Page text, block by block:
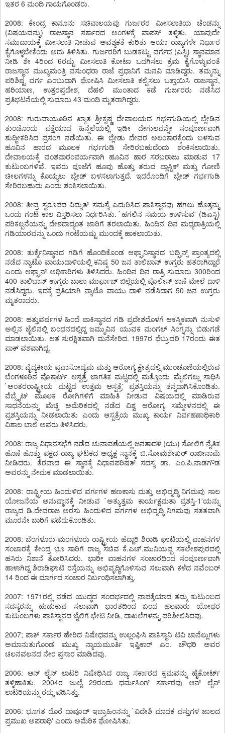
ಇತರ 6 ಮಂದಿ ಗಾಯಗೊಂಡರು.
2008: ಕೇಂದ್ರ ಕಾನೂನು ಸಚಿವಾಲಯವು ಗುರ್ಜರರ ಮೀಸಲಾತಿಯ ಚೆಂಡನ್ನು
(ವಿಷಯವನ್ನು) ರಾಜಸ್ಥಾನ ಸರ್ಕಾರದ ಅಂಗಳಕ್ಕೆ ವಾಪಸ್ ತಳ್ಳಿತು. ಯಾವುದೇ
ಸಮುದಾಯಕ್ಕೆ ಮೀಸಲಾತಿ ನೀಡುವ ಅವಶ್ಯಕತೆ ಕುರಿತು ಆಯಾ ರಾಜ್ಯಗಳೇ ನಿರ್ಧಾರ
ಕೈಗೊಳ್ಳಬೇಕೆಂದು ಅದು ತಿಳಿಸಿತು. ಗುರ್ಜರರಿಗೆ ಬುಡಕಟ್ಟು ವರ್ಗದ (ಎಸ್ಟಿ) ಸ್ಥಾನಮಾನ
ನೀಡಿ ಶೇ 4ರಿಂದ 6ರಷ್ಟು ಮೀಸಲಾತಿ ಕೋಟಾ ಒದಗಿಸಲು ಕ್ರಮ ಕೈಗೊಳ್ಳುವಂತೆ
ರಾಜಸ್ಥಾನ ಮುಖ್ಯಮಂತ್ರಿ ವಸುಂಧರಾ ರಾಜೆ ಪ್ರಧಾನಿಗೆ ಮನವಿ ಮಾಡಿದ್ದರು. ತಮ್ಮನ್ನು
ಪರಿಶಿಷ್ಟ ವರ್ಗ ಎಂಬುದಾಗಿ ಘೋಷಿಸಿ ಮೀಸಲಾತಿ ಕಲ್ಪಿಸಲು ಒತ್ತಾಯಿಸಿ ರಾಜಸ್ಥಾನ,
ಹರಿಯಾಣ, ಉತ್ತರಪ್ರದೇಶ, ದೆಹಲಿ ಮುಂತಾದ ಕಡೆ ಗುರ್ಜರರು ನಡೆಸಿದ
ಪ್ರತಿಭಟನೆಯಲ್ಲಿ ಸುಮಾರು 43 ಮಂದಿ ಮೃತರಾಗಿದ್ದರು.
2008: ಗುರುವಾಯೂರಿನ ಖ್ಯಾತ ಶ್ರೀಕೃಷ್ಣ ದೇವಾಲಯದ ಗರ್ಭಗುಡಿಯಲ್ಲಿ ಬ್ಲೇಡಿನ
ತುಂಡೊಂದು ಪತ್ತೆಯಾದ ಹಿನ್ನೆಲೆಯಲ್ಲಿ ಇಡೀ ದೇಗುಲವನ್ನೇ ಸಂಪೂರ್ಣವಾಗಿ
ಶುದ್ಧೀಕರಿಸಿದ ಪ್ರಸಂಗ ನಡೆಯಿತು. ಈ ಬ್ಲೇಡು ದೇವರ ಅಲಂಕಾರಕ್ಕೆಂದು ಬಳಸುವ
ಹೂವಿನ ಹಾರದ ಮೂಲಕ ಗರ್ಭಗುಡಿ ಸೇರಿರಬಹುದೆಂದು ಶಂಕಿಸಲಾಯಿತು.
ದೇವಾಲಯಕ್ಕೆ ವಂಶಪಾರಂಪರ್ಯವಾಗಿ ಹೂವಿನ ಹಾರ ಸರಬರಾಜು ಮಾಡುವ 17
ಕುಟುಂಬಗಳಿವೆ. ಇವರು ಪೂಜೆಗೆ ಹೂವು ಹೊತ್ತು ತರುವ ಪ್ಲಾಸ್ಟಿಕ್ ಮತ್ತು ಗೋಣಿ
ಚೀಲಗಳನ್ನು ಕೊಯ್ಯಲು ಬ್ಲೇಡ್ ಬಳಸಲಾಗುತ್ತದೆ. ಇದರೊಂದಿಗೆ ಬ್ಲೇಡ್ ಗರ್ಭಗುಡಿ
ಸೇರಿರಬಹುದು ಎಂದು ಶಂಕಿಸಲಾಯಿತು.
2008: ತೀವ್ರ ಸ್ವರೂಪದ ವಿದ್ಯುತ್ ಸಮಸ್ಯೆ ಎದುರಿಸಿದ ಪಾಕಿಸ್ಥಾನವು ಹಗಲು ಹೊತ್ತನ್ನು
ಒಂದು ಗಂಟೆ ಕಾಲ ವಿಸ್ತರಿಸಲು ನಿರ್ಧರಿಸಿತು. `ಹಗಲಿನ ಸಮಯ ಉಳಿಸುವ' (ಡಿಎಸ್ಟಿ)
ಪರಿಕಲ್ಪನೆಯನ್ನು ದೇಶದಾದ್ಯಂತ ಜಾರಿಗೆ ತರಲಾಯಿತು. ಹಿಂದಿನ ದಿನ ಮಧ್ಯರಾತ್ರಿಯಲ್ಲಿ
ಗಡಿಯಾರವನ್ನು ಒಂದು ಗಂಟೆಯಷ್ಟು ಮುಂದಕ್ಕೆ ಹಾಕಲಾಯಿತು.
2008: ತುರ್ಕ್ಮೆನಿಸ್ಥಾನದ ಗಡಿಗೆ ಹೊಂದಿಕೊಂಡ ಆಫ್ಘಾನಿಸ್ಥಾನದ ಬದ್ಘಿನ್ಸ್ ಪ್ರಾಂತ್ಯದಲ್ಲಿ
ನಡೆದ ನ್ಯಾಟೊ ವಾಯುದಾಳಿಯಲ್ಲಿ ಕನಿಷ್ಠ 50 ಜನ ತಾಲಿಬಾನ್ ಉಗ್ರರು ಹತರಾಗಿದ್ದಾರೆ
ಎಂದು ಆಫ್ಘಾನ್ ಅಧಿಕಾರಿಗಳು ತಿಳಿಸಿದರು. ಹಿಂದಿನ ದಿನ ರಾತ್ರಿ ಸುಮಾರು 300ರಿಂದ
400 ತಾಲಿಬಾನ್ ಉಗ್ರರು ಬಾಲಾ ಮುರ್ಫಾಬ್ ಜಿಲ್ಲೆಯಲ್ಲಿ ಪೊಲೀಸ್ ಠಾಣೆ ಮೇಲೆ ದಾಳಿ
ನಡೆಸಿದ್ದರು. ಇದಕ್ಕೆ ಪ್ರತಿಯಾಗಿ ನ್ಯಾಟೊ ವಾಯು ದಾಳಿ ನಡೆಸಿದಾಗ 50 ಜನ ಉಗ್ರರು
ಮೃತರಾದರು.
2008: ಹತ್ತುವರ್ಷಗಳ ಹಿಂದೆ ಪಾಕಿಸ್ಥಾನದ ಗಡಿ ಪ್ರದೇಶದೊಳಗೆ ಆಕಸ್ಮಿಕವಾಗಿ ನುಸುಳಿ
ಅಲ್ಲಿನ ಜೈಲಿನಲ್ಲಿ ಬಂಧನದಲ್ಲಿದ್ದ ಜಮ್ಮುವಿನ ಯುವಕ ಮಂಗಲ್ ಸಿಂಗ್ನನ್ನು ಬಿಡುಗಡೆ
ಮಾಡಲಾಯಿತು. ಆತ ಸುರಕ್ಷಿತವಾಗಿ ಮನೆಸೇರಿದ. 1997ರ ಫೆಬ್ರುವರಿ 17ರಂದು ಈತ
ಪಾಕ್ ವಶವಾಗಿದ್ದ.
2008: ವೈದ್ಯಕೀಯ ಪ್ರವಾಸೋದ್ಯಮ ಮತ್ತು ಆರೋಗ್ಯ ಕ್ಷೇತ್ರದಲ್ಲಿ ಮುಂಚೂಣಿಯಲ್ಲಿರುವ
ಬೆಂಗಳೂರಿನ ವೊಕಾರ್ಟ್ ಆಸ್ಪತ್ರೆ ಜಾಗತಿಕ ಮಟ್ಟದಲ್ಲಿ ಮತ್ತೊಂದು ಮೈಲಿಗಲ್ಲು ಸಾಧಿಸಿ
`ಅಂತರರಾಷ್ಟ್ರೀಯ ಮಟ್ಟದ ಉತ್ತಮ ಆಸ್ಪತ್ರೆ' ಪ್ರಶಸ್ತಿಯನ್ನು ತನ್ನದಾಗಿಸಿಕೊಂಡಿತು.
ವೆಬ್ಸೈಟ್ ಮೂಲಕ ರೋಗಿಗಳಿಗೆ ಮಾಹಿತಿ ನೀಡುವ ವಿಷಯದಲ್ಲಿ ಮಾಡಿರುವ
ಸಾಧನೆಯನ್ನು ಮೆಚ್ಚಿ ಅಮೆರಿಕದಲ್ಲಿ ನಡೆದ ವಿಶ್ವ ಆರೋಗ್ಯ ಸಮ್ಮೇಳನದಲ್ಲಿ ಈ
ಪ್ರಶಸ್ತಿಯನ್ನು ನೀಡಲಾಯಿತು ಎಂದು ಆಸ್ಪತ್ರೆಯ ಮುಖ್ಯ ಕಾರ್ಯ ನಿರ್ವಹಣಾಧಿಕಾರಿ
ವಿಶಾಲ ಬಾಲಿ ಅವರು ತಿಳಿಸಿದರು.
2008: ರಾಜ್ಯ ವಿಧಾನಸಭೆಗೆ ನಡೆದ ಚುನಾವಣೆಯಲ್ಲಿ ಜನತಾದಳ (ಯು) ಸೋಲಿಗೆ ನೈತಿಕ
ಹೊಣೆ ಹೊತ್ತು ಪಕ್ಷದ ರಾಜ್ಯ ಘಟಕದ ಅಧ್ಯಕ್ಷ ಸ್ಥಾನಕ್ಕೆ ಬಿ.ಸೋಮಶೇಖರ್ ರಾಜೀನಾಮೆ
ನೀಡಿದರು. ತೆರವಾದ ಈ ಸ್ಥಾನಕ್ಕೆ ವಿಧಾನಪರಿಷತ್ ಸದಸ್ಯ ಡಾ. ಎಂ.ಪಿ.ನಾಡಗೌಡ
ಅವರನ್ನು ನೇಮಕ ಮಾಡಲಾಯಿತು.
2008: ರಾಷ್ಟ್ರೀಯ ಹಿಂದುಳಿದ ವರ್ಗಗಳ ಹಣಕಾಸು ಮತ್ತು ಅಭಿವೃದ್ಧಿ ನಿಗಮವು ಸಾಲ
ಯೋಜನೆಯ ಅನುಷ್ಠಾನಕ್ಕೆ ನೀಡುವ `ಅತ್ಯುತ್ತಮ ಕಾರ್ಯಕ್ಷಮತಾ ಪ್ರಶಸ್ತಿ-1'ಯನ್ನು
ರಾಜ್ಯದ ಡಿ.ದೇವರಾಜ ಅರಸು ಹಿಂದುಳಿದ ವರ್ಗಗಳ ಅಭಿವೃದ್ಧಿ ನಿಗಮವು ಸತತವಾಗಿ
ಮೂರನೇ ಬಾರಿಗೆ ಪಡೆದುಕೊಂಡಿತು.
2008: ಬೆಂಗಳೂರು-ಮಂಗಳೂರು ರಾಷ್ಟ್ರೀಯ ಹೆದ್ದಾರಿ ಶಿರಾಡಿ ಘಾಟಿಯಲ್ಲಿ ವಾಹನಗಳ
ಸಂಚಾರಕ್ಕೆ ಕೇಂದ್ರ ಭೂ ಸಾರಿಗೆ ರಾಜ್ಯ ಸಚಿವ ಕೆ.ಎಚ್.ಮುನಿಯಪ್ಪ ಸಕಲೇಶಪುರದಲ್ಲಿ
ಹಸಿರು ನಿಶಾನೆ ತೋರಿಸಿದರು. ಭಾರೀ ವಾಹನಗಳ ಸಂಚಾರದಿಂದ ಸಂಪೂರ್ಣವಾಗಿ
ಹಾಳಾಗಿದ್ದ ಶಿರಾಡಿಘಾಟಿ ರಸ್ತೆಯನ್ನು ಅಭಿವೃದ್ಧಿಗೊಳಿಸುವ ಸಲುವಾಗಿ ಕಳೆದ ನವೆಂಬರ್
14 ರಿಂದ ಈ ಮಾರ್ಗದ ಸಂಚಾರ ನಿರ್ಬಂಧಿಸಲಾಗಿತ್ತು.
2007: 1971ರಲ್ಲಿ ನಡೆದ ಯುದ್ಧದ ಸಂದರ್ಭದಲ್ಲಿ ನಾಪತ್ತೆಯಾದ ತಮ್ಮ ಕುಟುಂಬದ
ಸದಸ್ಯರನ್ನು ಹುಡುಕುವ ಸಲುವಾಗಿ ಭಾರತದಿಂದ ಬಂದ ಹಲವಾರು ಯೋಧರ
ಕುಟುಂಬಗಳು ಪಾಕಿಸ್ಥಾನದ ಜೈಲಿಗೆ ಭೇಟಿ ನೀಡಿ, ದಾಖಲೆಗಳನ್ನು ಪರಿಶೀಲಿಸಿದವು.
2007; ಪಾಕ್ ಸರ್ಕಾರ ಹೇರಿದ ನಿಷೇಧವನ್ನು ಉಲ್ಲಂಘಿಸಿ ಪಾಕಿಸ್ಥಾನಿ ಟಿವಿ ಚಾನೆಲ್ಲುಗಳು
ಅಮಾನುತುಗೊಂಡ ಮುಖ್ಯ ನ್ಯಾಯಮೂರ್ತಿ ಇಫ್ತಿಕಾರ್ ಎಂ. ಚೌಧರಿ ಅವರ
ಚಲನವಲನದ ನೇರ ಪ್ರಸಾರ ಮಾಡಿದವು.
2006: ಆನ್ ಲೈನ್ ಲಾಟರಿ ನಿಷೇಧಿಸಿದ ರಾಜ್ಯ ಸರ್ಕಾರದ ಕ್ರಮವನ್ನು ಹೈಕೋರ್ಟ್
ತಳ್ಳಿಹಾಕಿತು. 2004ರ ಜುಲೈ 29ರಂದು ಧರ್ಮಸಿಂಗ್ ಸರ್ಕಾರವು ಆನ್ ಲೈನ್
ಲಾಟರಿಯನ್ನು ರದ್ದು ಪಡಿಸಿತ್ತು.
2006: ಭೂಗತ ದೊರೆ ದಾವೂದ್ ಇಬ್ರಾಹಿಂನನ್ನು `ವಿದೇಶಿ ಮಾದಕ ವಸ್ತುಗಳ ಜಾಲದ
ಪ್ರಮುಖ ಅಪರಾಧಿ' ಎಂದು ಅಮೆರಿಕ ಘೋಷಿಸಿತು.